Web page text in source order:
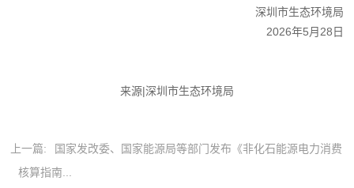
深圳市生态环境局
2026年5月28日
来源|深圳市生态环境局
上一篇:
国家发改委、国家能源局等部门发布《非化石能源电力消费
核算指南...